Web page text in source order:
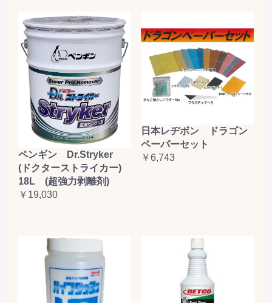
ペンギン Dr.Stryker
(ドクターストライカー)
18L (超強力剥離剤)
￥19,030
日本レヂボン ドラゴン
ペーパーセット
￥6,743